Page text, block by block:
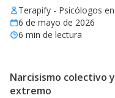
Terapify - Psicólogos
6 de mayo de 2026
6 min de lectura
Narcisismo colectivo
extremo